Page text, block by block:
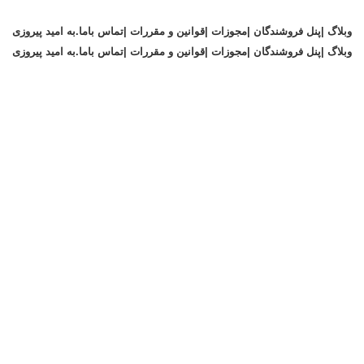
وبلاگ | پنل فروشندگان | مجوزات | قوانین و مقررات | تماس باما.به امید پیروزی
وبلاگ | پنل فروشندگان | مجوزات | قوانین و مقررات | تماس باما.به امید پیروزی